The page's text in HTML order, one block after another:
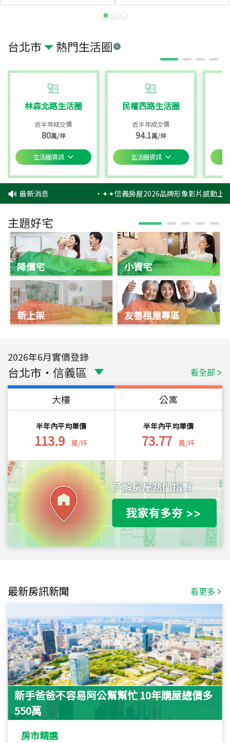
台北市 熱門生活圈
林森北路生活圈
近半年成交價
80萬/坪
生活圈資訊
民權西路生活圈
近半年成交價
94.1萬/坪
生活圈資訊
最新消息 ‧✦✦信義房屋2026品牌形象影片感動上
主題好宅
降價宅
新上架
小資宅
友善租屋專區
2026年6月實價登錄
台北市 ・ 信義區 看全部
大樓
半年內平均單價
113.9 萬/坪
公寓
半年內平均單價
73.77 萬/坪
最新房訊新聞 看更多
新手爸爸不容易阿公幫幫忙 10年購屋總價多
550萬
房市精選